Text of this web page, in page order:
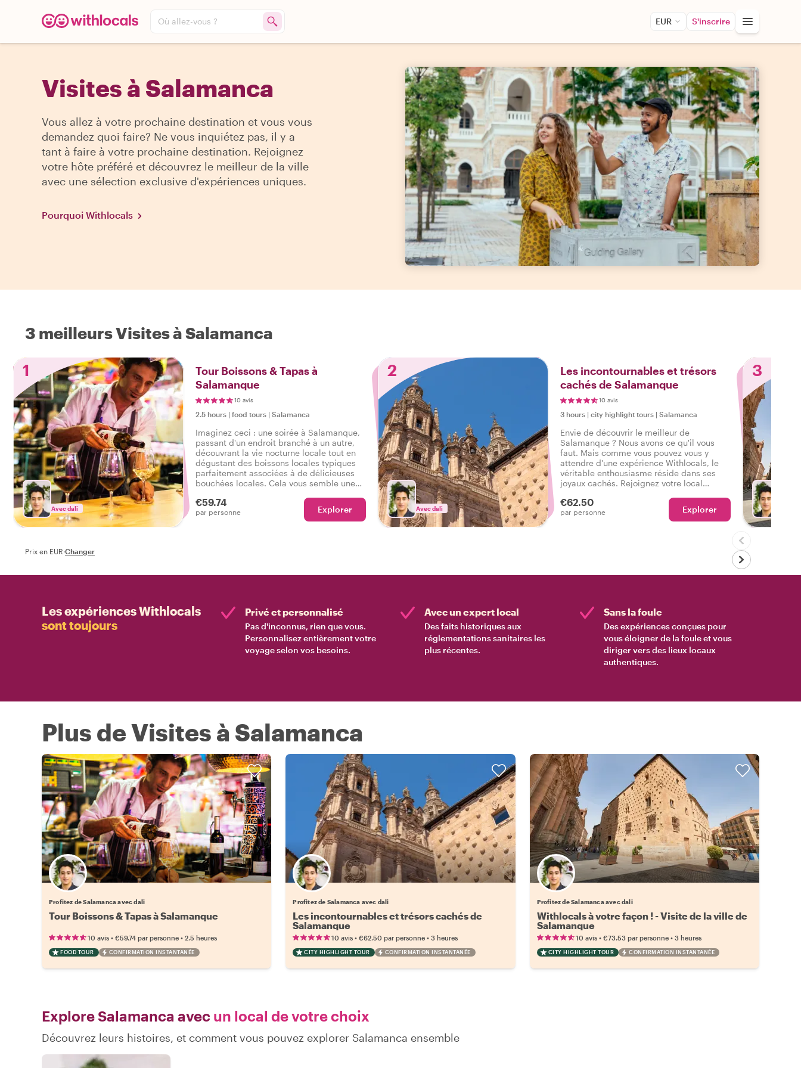
Où allez-vous ? EUR S'inscrire
Visites à Salamanca
Vous allez à votre prochaine destination et vous vous
demandez quoi faire? Ne vous inquiétez pas, il y a
tant à faire à votre prochaine destination. Rejoignez
votre hôte préféré et découvrez le meilleur de la ville
avec une sélection exclusive d'expériences uniques.
Pourquoi Withlocals
3 meilleurs Visites à Salamanca
1
Avec dali
Tour Boissons & Tapas à
Salamanque
10 avis
2.5 hours | food tours | Salamanca
Imaginez ceci : une soirée à Salamanque,
passant d'un endroit branché à un autre,
découvrant la vie nocturne locale tout en
dégustant des boissons locales typiques
parfaitement associées à de délicieuses
bouchées locales. Cela vous semble une
local de la vie nocturne et découvrez
comment les habitants se détendent à
€59.74
par personne Explorer
2
Avec dali
Les incontournables et trésors
cachés de Salamanque
10 avis
3 hours | city highlight tours | Salamanca
Envie de découvrir le meilleur de
Salamanque ? Nous avons ce qu'il vous
faut. Mais comme vous pouvez vous y
attendre d'une expérience Withlocals, le
véritable enthousiasme réside dans ses
joyaux cachés. Rejoignez votre local
la ville lors d'une visite qui a tout pour vous
faire dire : J'ai vécu la vraie Salamanque !
€62.50
par personne Explorer
3
Prix en EUR·Changer
Les expériences Withlocals
sont toujours
Privé et personnalisé
Pas d'inconnus, rien que vous.
Personnalisez entièrement votre
voyage selon vos besoins.
Avec un expert local
Des faits historiques aux
réglementations sanitaires les
plus récentes.
Sans la foule
Des expériences conçues pour
vous éloigner de la foule et vous
diriger vers des lieux locaux
authentiques.
Plus de Visites à Salamanca
Profitez de Salamanca avec dali
Tour Boissons & Tapas à Salamanque
10 avis • €59.74 par personne • 2.5 heures
FOOD TOUR CONFIRMATION INSTANTANÉE
Profitez de Salamanca avec dali
Les incontournables et trésors cachés de
Salamanque
10 avis •€62.50 par personne •3 heures
CITY HIGHLIGHT TOUR CONFIRMATION INSTANTANÉE
Profitez de Salamanca avec dali
Withlocals à votre façon ! - Visite de la ville de
Salamanque
10 avis• €73.53 par personne• 3 heures
CITY HIGHLIGHT TOUR CONFIRMATION INSTANTANÉE
Explore Salamanca avec un local de votre choix
Découvrez leurs histoires, et comment vous pouvez explorer Salamanca ensemble